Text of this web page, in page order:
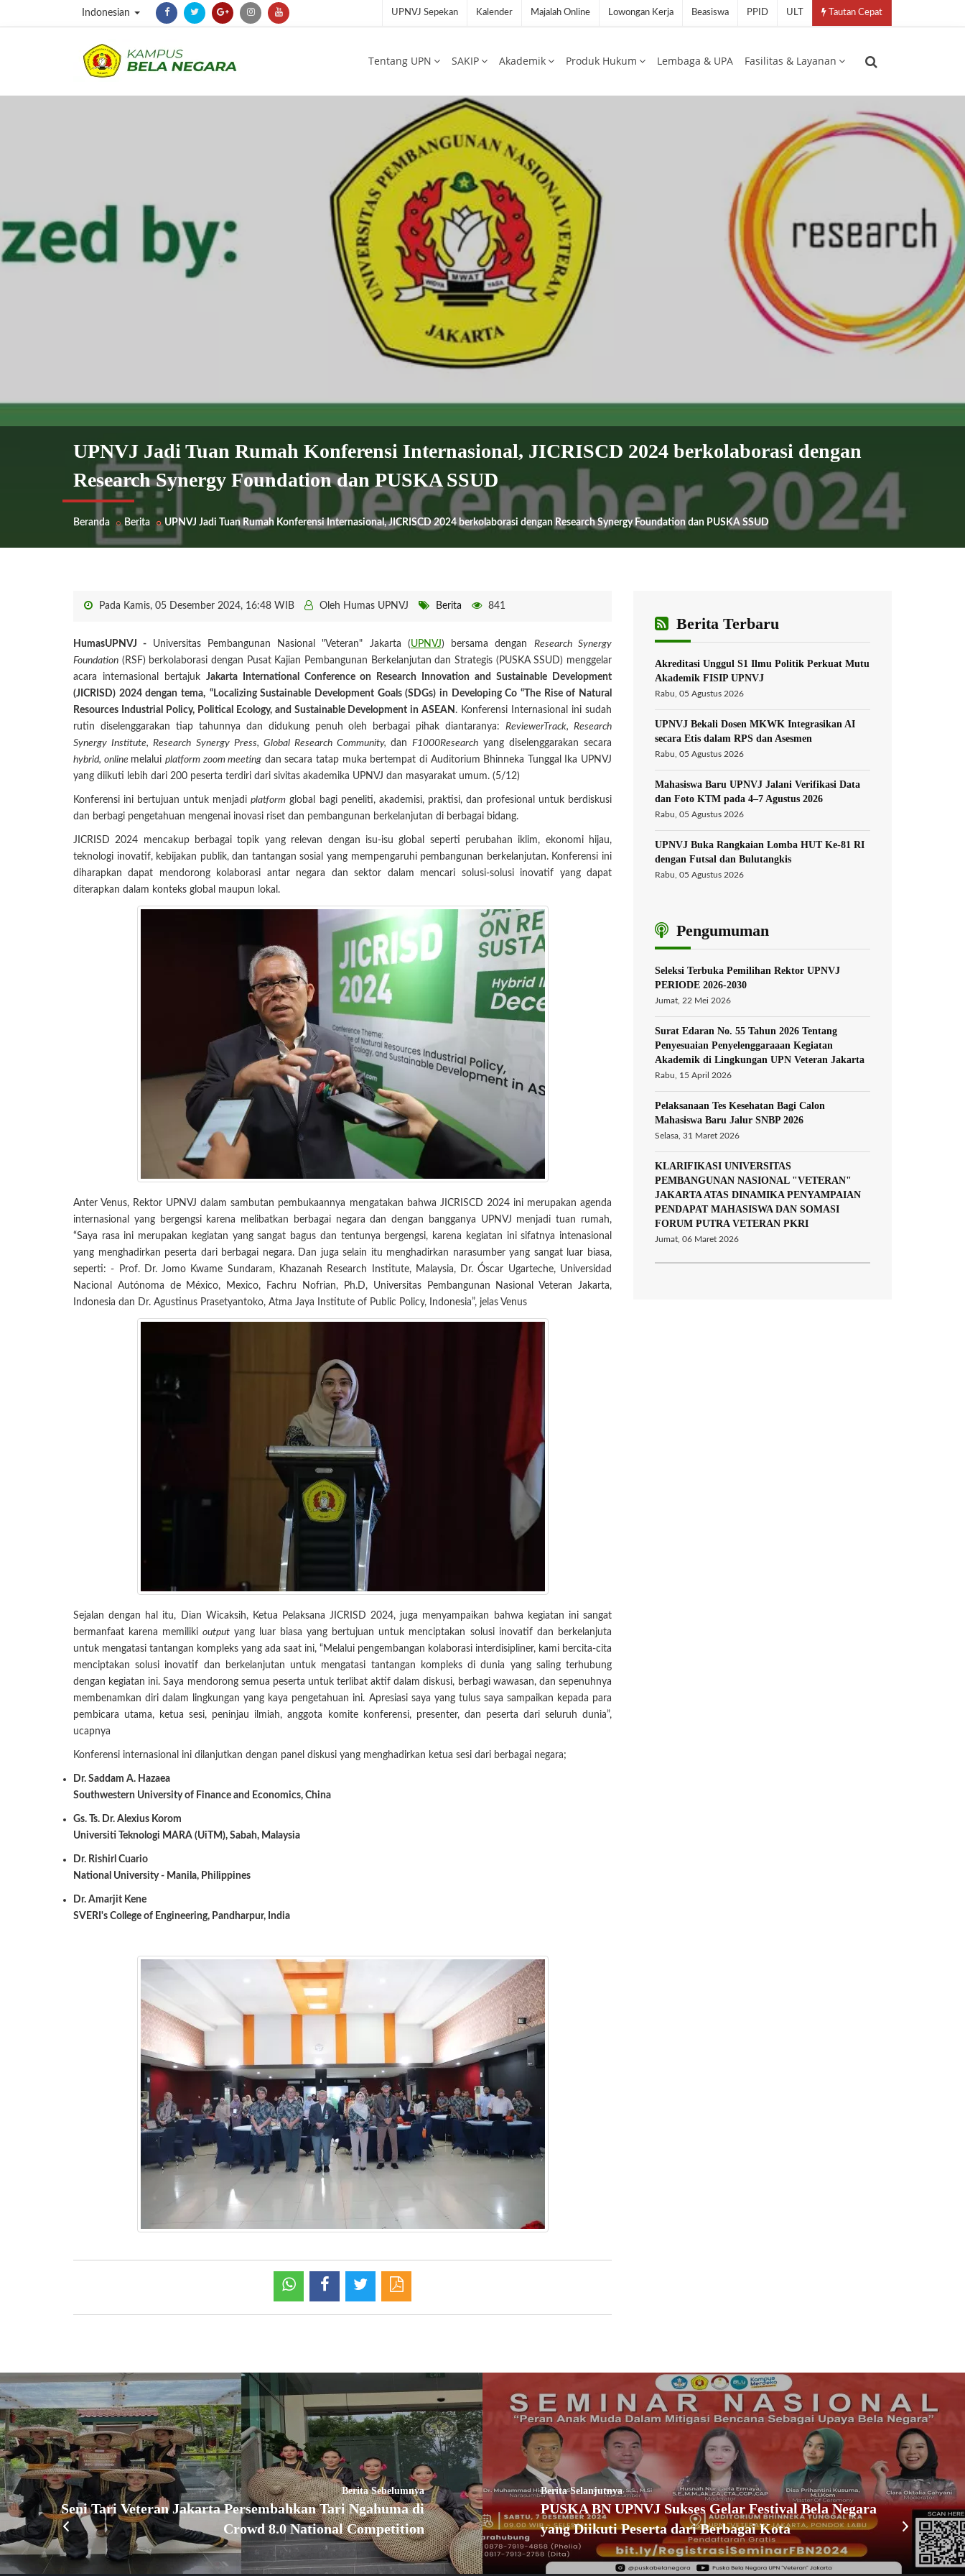
Indonesian UPNVJ Sepekan Kalender Majalah Online Lowongan Kerja Beasiswa PPID ULT Tautan Cepat
Tentang UPN SAKIP Akademik Produk Hukum Lembaga & UPA Fasilitas & Layanan
UPNVJ Jadi Tuan Rumah Konferensi Internasional, JICRISCD 2024 berkolaborasi dengan
Research Synergy Foundation dan PUSKA SSUD
Beranda Berita UPNVJ Jadi Tuan Rumah Konferensi Internasional, JICRISCD 2024 berkolaborasi dengan Research Synergy Foundation dan PUSKA SSUD
Pada Kamis, 05 Desember 2024, 16:48 WIB Oleh Humas UPNVJ Berita 841
HumasUPNVJ - Universitas Pembangunan Nasional "Veteran" Jakarta (UPNVJ) bersama dengan Research Synergy
Foundation (RSF) berkolaborasi dengan Pusat Kajian Pembangunan Berkelanjutan dan Strategis (PUSKA SSUD) menggelar
acara internasional bertajuk Jakarta International Conference on Research Innovation and Sustainable Development
(JICRISD) 2024dengan tema, “Localizing Sustainable Development Goals (SDGs) in Developing Co “The Rise of Natural
Resources Industrial Policy, Political Ecology, and Sustainable Development in ASEAN . Konferensi Internasional ini sudah
rutin diselenggarakan tiap tahunnya dan didukung penuh oleh berbagai pihak diantaranya:ReviewerTrack, Research
Synergy Institute, Research Synergy Press, Global Research Community,dan F1000Researchyang diselenggarakan secara
hybrid, online melalui platform zoom meeting dan secara tatap muka bertempat di Auditorium Bhinneka Tunggal Ika UPNVJ
yang diikuti lebih dari 200 peserta terdiri dari sivitas akademika UPNVJ dan masyarakat umum. (5/12)
Konferensi ini bertujuan untuk menjadiplatform global bagi peneliti, akademisi, praktisi, dan profesional untuk berdiskusi
dan berbagi pengetahuan mengenai inovasi riset dan pembangunan berkelanjutan di berbagai bidang.
JICRISD 2024 mencakup berbagai topik yang relevan dengan isu-isu global seperti perubahan iklim, ekonomi hijau,
teknologi inovatif, kebijakan publik, dan tantangan sosial yang mempengaruhi pembangunan berkelanjutan. Konferensi ini
diharapkan dapat mendorong kolaborasi antar negara dan sektor dalam mencari solusi-solusi inovatif yang dapat
diterapkan dalam konteks global maupun lokal.
Anter Venus, Rektor UPNVJ dalam sambutan pembukaannya mengatakan bahwa JICRISCD 2024 ini merupakan agenda
internasional yang bergengsi karena melibatkan berbagai negara dan dengan bangganya UPNVJ menjadi tuan rumah,
“Saya rasa ini merupakan kegiatan yang sangat bagus dan tentunya bergengsi, karena kegiatan ini sifatnya intenasional
yang menghadirkan peserta dari berbagai negara. Dan juga selain itu menghadirkan narasumber yang sangat luar biasa,
seperti: - Prof. Dr. Jomo Kwame Sundaram, Khazanah Research Institute, Malaysia, Dr. Óscar Ugarteche, Universidad
Nacional Autónoma de México, Mexico, Fachru Nofrian, Ph.D, Universitas Pembangunan Nasional Veteran Jakarta,
Indonesia dan Dr. Agustinus Prasetyantoko, Atma Jaya Institute of Public Policy, Indonesia”, jelas Venus
Sejalan dengan hal itu, Dian Wicaksih, Ketua Pelaksana JICRISD 2024, juga menyampaikan bahwa kegiatan ini sangat
bermanfaat karena memilikioutput yang luar biasa yang bertujuan untuk menciptakan solusi inovatif dan berkelanjuta
untuk mengatasi tantangan kompleks yang ada saat ini, “Melalui pengembangan kolaborasi interdisipliner, kami bercita-cita
menciptakan solusi inovatif dan berkelanjutan untuk mengatasi tantangan kompleks di dunia yang saling terhubung
dengan kegiatan ini. Saya mendorong semua peserta untuk terlibat aktif dalam diskusi, berbagi wawasan, dan sepenuhnya
membenamkan diri dalam lingkungan yang kaya pengetahuan ini. Apresiasi saya yang tulus saya sampaikan kepada para
pembicara utama, ketua sesi, peninjau ilmiah, anggota komite konferensi, presenter, dan peserta dari seluruh dunia”,
ucapnya
Konferensi internasional ini dilanjutkan dengan panel diskusi yang menghadirkan ketua sesi dari berbagai negara;
Dr. Saddam A. Hazaea
Southwestern University of Finance and Economics, China
Gs. Ts. Dr. Alexius Korom
Universiti Teknologi MARA (UiTM), Sabah, Malaysia
Dr. Rishirl Cuario
National University - Manila, Philippines
Dr. Amarjit Kene
SVERI's College of Engineering, Pandharpur, India
Berita Terbaru
Akreditasi Unggul S1 Ilmu Politik Perkuat Mutu
Akademik FISIP UPNVJ
Rabu, 05 Agustus 2026
UPNVJ Bekali Dosen MKWK Integrasikan AI
secara Etis dalam RPS dan Asesmen
Rabu, 05 Agustus 2026
Mahasiswa Baru UPNVJ Jalani Verifikasi Data
dan Foto KTM pada 4–7 Agustus 2026
Rabu, 05 Agustus 2026
UPNVJ Buka Rangkaian Lomba HUT Ke-81 RI
dengan Futsal dan Bulutangkis
Rabu, 05 Agustus 2026
Pengumuman
Seleksi Terbuka Pemilihan Rektor UPNVJ
PERIODE 2026-2030
Jumat, 22 Mei 2026
Surat Edaran No. 55 Tahun 2026 Tentang
Penyesuaian Penyelenggaraaan Kegiatan
Akademik di Lingkungan UPN Veteran Jakarta
Rabu, 15 April 2026
Pelaksanaan Tes Kesehatan Bagi Calon
Mahasiswa Baru Jalur SNBP 2026
Selasa, 31 Maret 2026
KLARIFIKASI UNIVERSITAS
PEMBANGUNAN NASIONAL "VETERAN"
JAKARTA ATAS DINAMIKA PENYAMPAIAN
PENDAPAT MAHASISWA DAN SOMASI
FORUM PUTRA VETERAN PKRI
Jumat, 06 Maret 2026
Berita Sebelumnya
Seni Tari Veteran Jakarta Persembahkan Tari Ngahuma di
Crowd 8.0 National Competition
Berita Selanjutnya
PUSKA BN UPNVJ Sukses Gelar Festival Bela Negara
yang Diikuti Peserta dari Berbagai Kota